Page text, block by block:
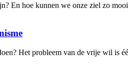
En hoe kunnen we onze ziel zo
Het probleem van de vrije wil